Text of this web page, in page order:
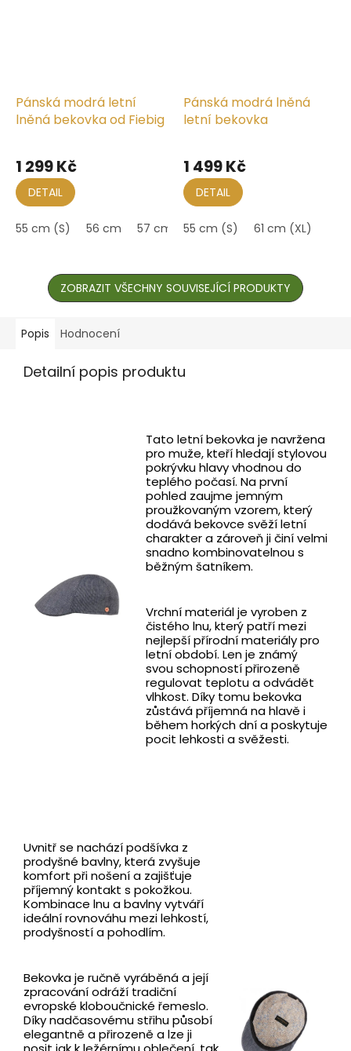
Pánská modrá letní
lněná bekovka od Fiebig
1 299 Kč
DETAIL
55 cm (S) 56 cm 57 cm (M) 58 cm 59 cm (L)
Pánská modrá lněná
letní bekovka
1 499 Kč
DETAIL
55 cm (S) 61 cm (XL)
ZOBRAZIT VŠECHNY SOUVISEJÍCÍ PRODUKTY
Popis Hodnocení
Detailní popis produktu
Tato letní bekovka je navržena
pro muže, kteří hledají stylovou
pokrývku hlavy vhodnou do
teplého počasí. Na první
pohled zaujme jemným
proužkovaným vzorem, který
dodává bekovce svěží letní
charakter a zároveň ji činí velmi
snadno kombinovatelnou s
běžným šatníkem.
Vrchní materiál je vyroben z
čistého lnu, který patří mezi
nejlepší přírodní materiály pro
letní období. Len je známý
svou schopností přirozeně
regulovat teplotu a odvádět
vlhkost. Díky tomu bekovka
zůstává příjemná na hlavě i
během horkých dní a poskytuje
pocit lehkosti a svěžesti.
Uvnitř se nachází podšívka z
prodyšné bavlny, která zvyšuje
komfort při nošení a zajišťuje
příjemný kontakt s pokožkou.
Kombinace lnu a bavlny vytváří
ideální rovnováhu mezi lehkostí,
prodyšností a pohodlím.
Bekovka je ručně vyráběná a její
zpracování odráží tradiční
evropské kloboučnické řemeslo.
Díky nadčasovému střihu působí
elegantně a přirozeně a lze ji